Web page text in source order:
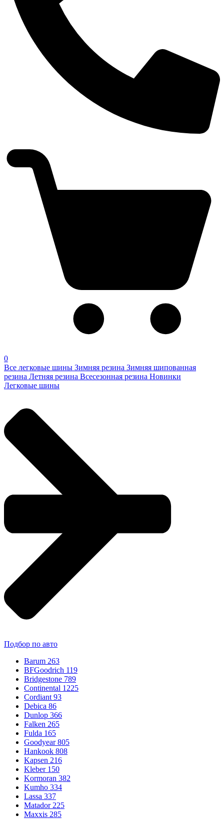
0
Все легковые шины Зимняя резина Зимняя шипованная
резина Летняя резина Всесезонная резина Новинки
Легковые шины
Подбор по авто
Barum 263
BFGoodrich 119
Bridgestone 789
Continental 1225
Cordiant 93
Debica 86
Dunlop 366
Falken 265
Fulda 165
Goodyear 805
Hankook 808
Kapsen 216
Kleber 150
Kormoran 382
Kumho 334
Lassa 337
Matador 225
Maxxis 285